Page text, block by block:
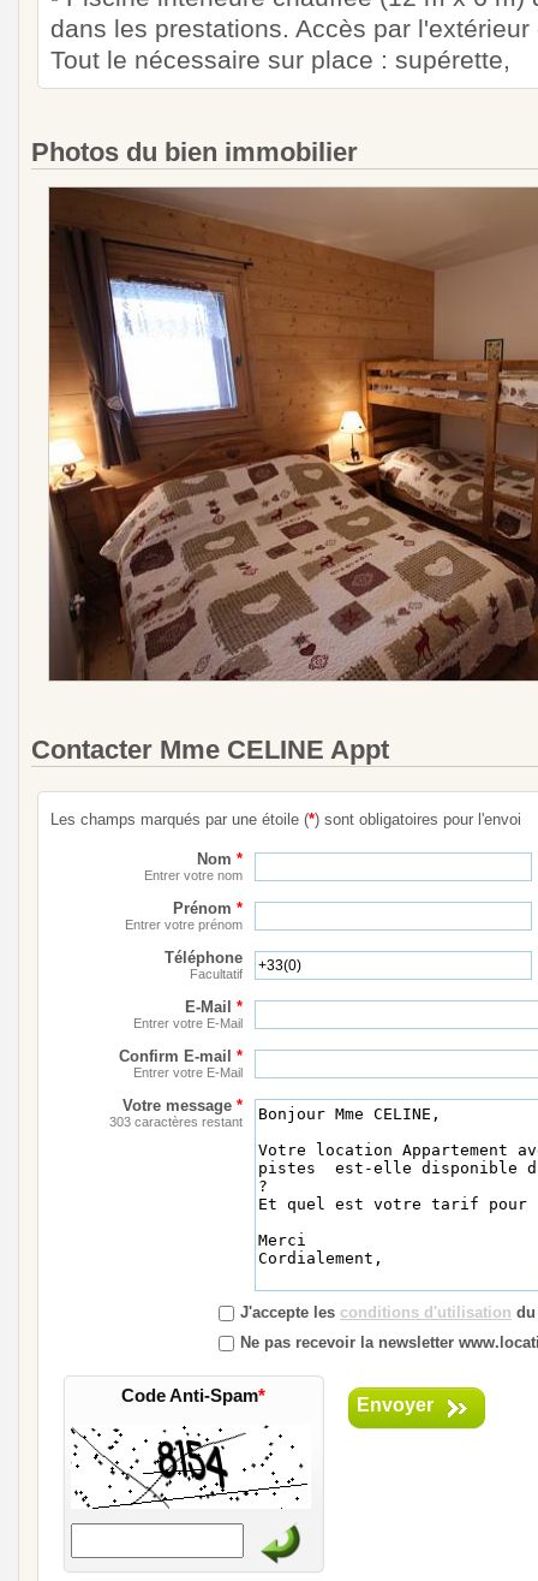
dans les prestations. Accès par l'extérieur
Tout le nécessaire sur place : supérette,
Photos du bien immobilier
Contacter Mme CELINE Appt
Les champs marqués par une étoile (*) sont obligatoires pour l'envoi
Nom *
Entrer votre nom
Prénom *
Entrer votre prénom
Téléphone
Facultatif
E-Mail *
Entrer votre E-Mail
Confirm E-mail *
Entrer votre E-Mail
Votre message *
303 caractères restant
J'accepte les conditions d'utilisation
Ne pas recevoir la newsletter
Code Anti-Spam* Envoyer